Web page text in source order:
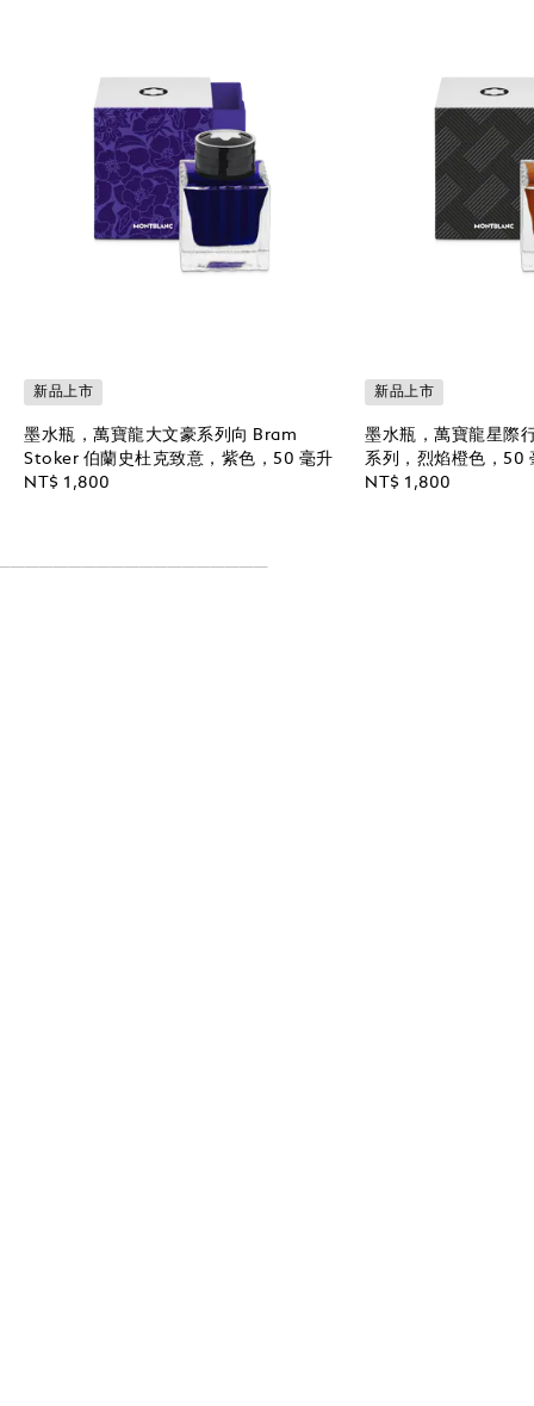
新品上市
墨水瓶，萬寶龍大文豪系列向 Bram
Stoker 伯蘭史杜克致意，紫色，50 毫升
NT$ 1,800
新品上市
墨水瓶，萬寶龍星際
系列，烈焰橙色，50
NT$ 1,800